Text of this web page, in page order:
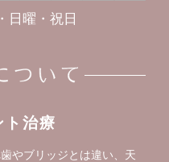
日曜・祝日
治療
やブリッジとは違い、天